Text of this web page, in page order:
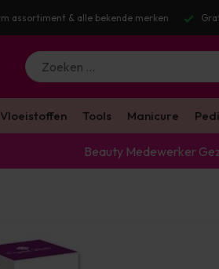
Gratis verzending v.a. €100 excl. BTW
Vloeistoffen Tools Manicure
Beauty Medewerker